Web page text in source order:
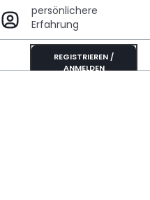
persönlichere
Erfahrung
REGISTRIEREN /
ANMELDEN